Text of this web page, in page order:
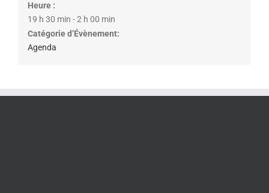
Heure :
19 h 30 min - 2 h 00 min
Catégorie d’Évènement:
Agenda